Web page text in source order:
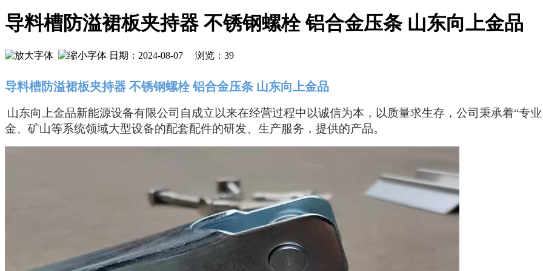
导料槽防溢裙板夹持器 不锈钢螺栓 铝合金压条 山东向上金品
日期：2024-08-07 浏览： 39
导料槽防溢裙板夹持器 不锈钢螺栓 铝合金压条 山东向上金品
山东向上金品新能源设备有限公司自成立以来在经营过程中以诚信为本，以质量求生存，公司秉承着“专
金、矿山等系统领域大型设备的配套配件的研发、生产服务，提供的产品。